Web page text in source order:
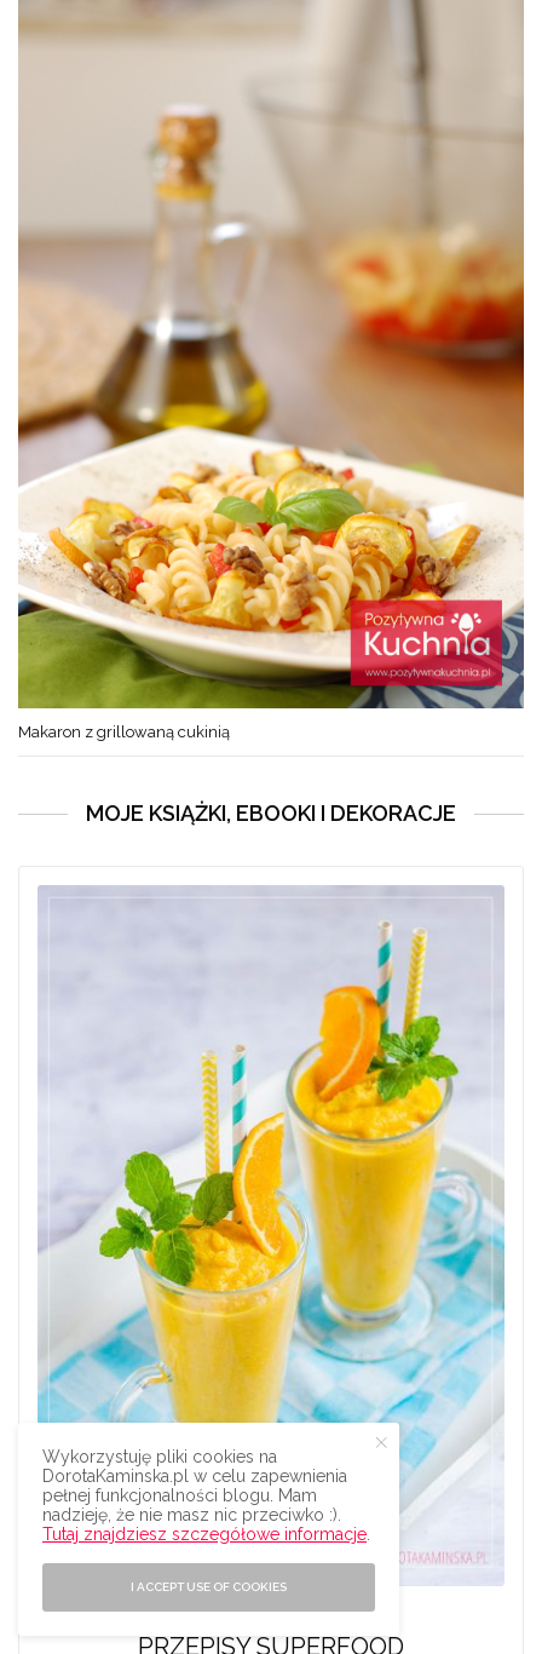
Makaron z grillowaną cukinią
MOJE KSIĄŻKI, EBOOKI I DEKORACJE
PRZEPISY SUPERFOOD
Wykorzystuję pliki cookies na
DorotaKaminska.pl w celu zapewnienia
pełnej funkcjonalności blogu. Mam
nadzieję, że nie masz nic przeciwko :).
Tutaj znajdziesz szczegółowe informacje
I ACCEPT USE OF COOKIES